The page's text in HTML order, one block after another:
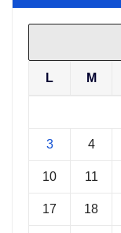
L M
3 4
10 11
17 18